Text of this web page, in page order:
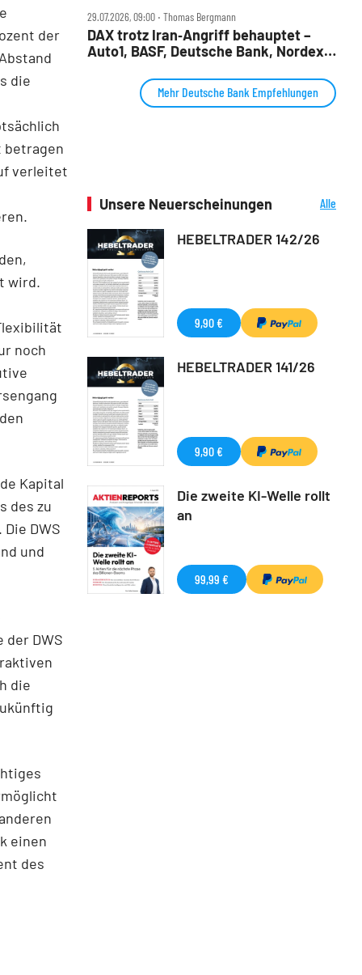
der
die
betragen
verleitet
wird.
noch
Kapital
des zu
DWS
und
DWS
die
einen
des
29.07.2026, 09:00 ‧ Thomas Bergmann
DAX trotz Iran‑Angriff behauptet –
Auto1, BASF, Deutsche Bank, Nordex,
Mehr Deutsche Bank Empfehlungen
Unsere Neuerscheinungen
Alle
HEBELTRADER 142/26
9,90 €
HEBELTRADER 141/26
9,90 €
Die zweite KI-Welle rollt
an
99,99 €